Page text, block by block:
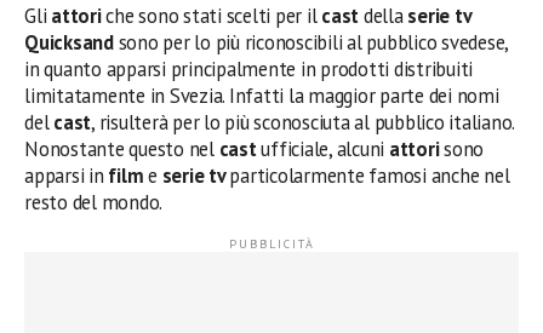
Gli attoriche sono stati scelti per ilcastdellaserie tv
Quicksandsono per lo più riconoscibili al pubblico svedese,
in quanto apparsi principalmente in prodotti distribuiti
limitatamente in Svezia. Infatti la maggior parte dei nomi
delcast, risulterà per lo più sconosciuta al pubblico italiano.
Nonostante questo nel castufficiale, alcuni attorisono
apparsi in filme serie tvparticolarmente famosi anche nel
resto del mondo.